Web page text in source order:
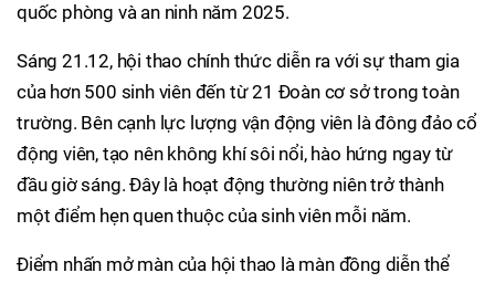
quốc phòng và an ninh năm 2025.
Sáng 21.12, hội thao chính thức diễn ra với sự tham gia
của hơn 500 sinh viên đến từ 21 Đoàn cơ sở trong toàn
trường. Bên cạnh lực lượng vận động viên là đông đảo cổ
động viên, tạo nên không khí sôi nổi, hào hứng ngay từ
đầu giờ sáng. Đây là hoạt động thường niên trở thành
một điểm hẹn quen thuộc của sinh viên mỗi năm.
Điểm nhấn mở màn của hội thao là màn đồng diễn thể